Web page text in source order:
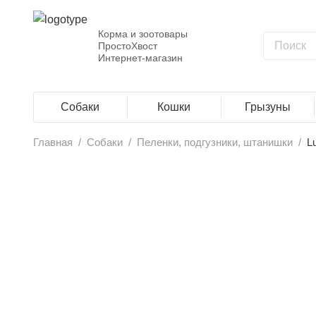
Корма и зоотовары
ПростоХвост
Интернет-магазин
Собаки Кошки Грызуны
Главная / Собаки / Пеленки, подгузники, штанишки /